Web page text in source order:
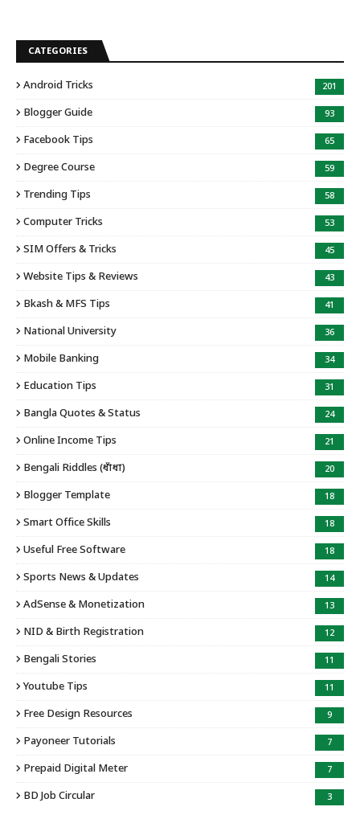
CATEGORIES
Android Tricks 201
Blogger Guide 93
Facebook Tips 65
Degree Course 59
Trending Tips 58
Computer Tricks 53
SIM Offers & Tricks 45
Website Tips & Reviews 43
Bkash & MFS Tips 41
National University 36
Mobile Banking 34
Education Tips 31
Bangla Quotes & Status 24
Online Income Tips 21
Bengali Riddles (ধাঁধা) 20
Blogger Template 18
Smart Office Skills 18
Useful Free Software 18
Sports News & Updates 14
AdSense & Monetization 13
NID & Birth Registration 12
Bengali Stories 11
Youtube Tips 11
Free Design Resources 9
Payoneer Tutorials 7
Prepaid Digital Meter 7
BD Job Circular 3